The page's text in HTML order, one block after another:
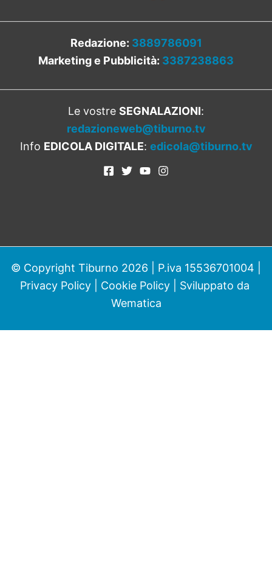
Redazione: 3889786091
Marketing e Pubblicità: 3387238863
Le vostre SEGNALAZIONI:
redazioneweb@tiburno.tv
Info EDICOLA DIGITALE: edicola@tiburno.tv
© Copyright Tiburno 2026 | P.iva 15536701004 |
Privacy Policy| Cookie Policy| Sviluppato da
Wematica